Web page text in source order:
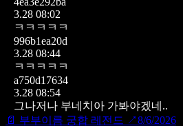
3.28 08:02
ㅋㅋㅋㅋㅋ
996b1ea20d
3.28 08:44
ㅋㅋㅋㅋㅋ
a750d17634
3.28 08:54
그나저나 부네치아 가봐야겠네..
📄 부부이름 궁합 레전드 ↗8/6/2026